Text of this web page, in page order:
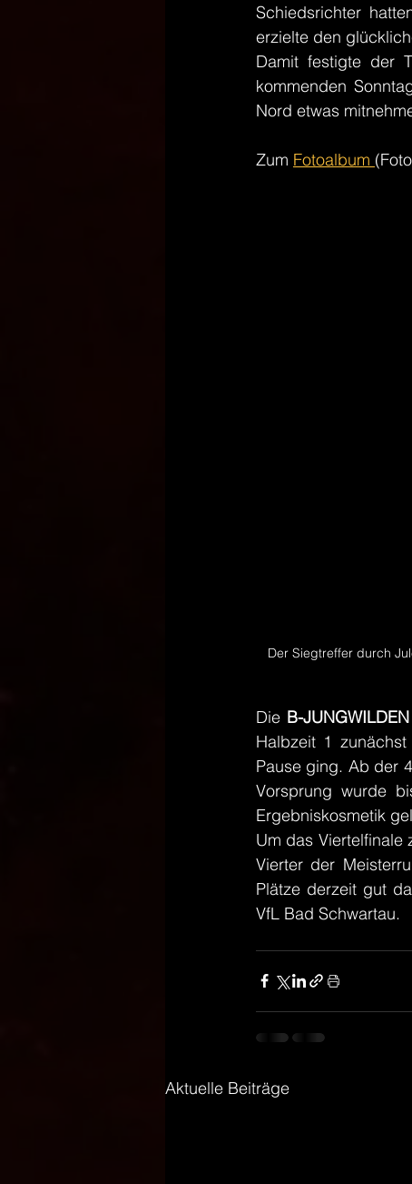
Schiedsrichter
erzielte den
Damit festigte der
kommenden
Nord etwas
Zum Fotoalbum
Der Siegtreffer durch
Die B-JUNGWILDEN
Halbzeit 1
Pause ging. Ab der
Vorsprung wurde
Ergebniskosmetik
Um das Viertelfinale
Vierter der
Plätze derzeit gut
VfL Bad Schwartau.
Aktuelle Beiträge